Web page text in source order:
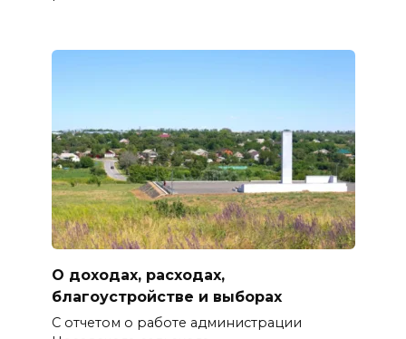
О доходах, расходах,
благоустройстве и выборах
С отчетом о работе администрации